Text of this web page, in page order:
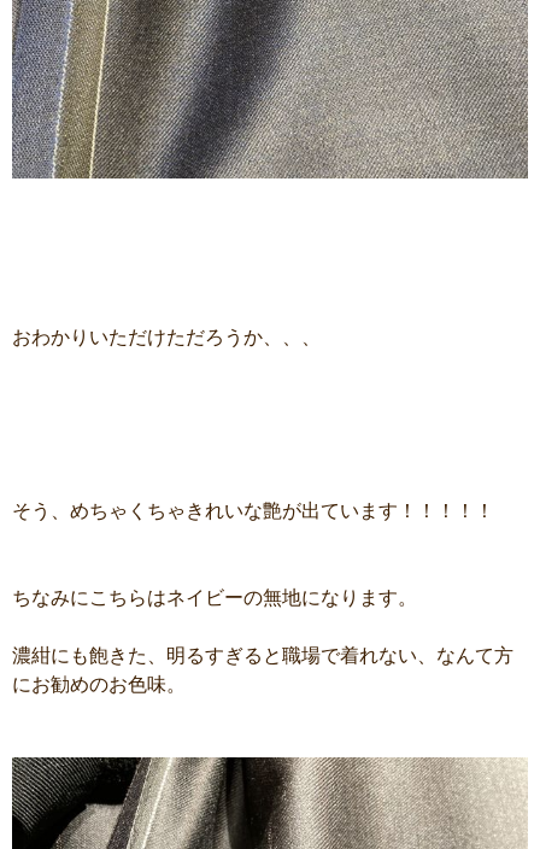
おわかりいただけただろうか、、、
そう、めちゃくちゃきれいな艶が出ています！！！！！
ちなみにこちらはネイビーの無地になります。
濃紺にも飽きた、明るすぎると職場で着れない、なんて方
にお勧めのお色味。